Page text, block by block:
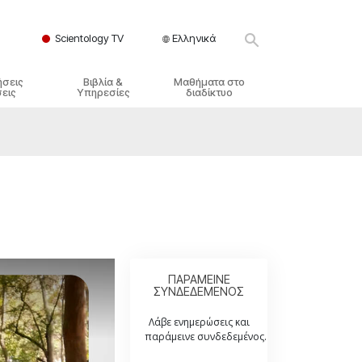
Scientology TV Ελληνικά
Βιβλία &
Υπηρεσίες
Μαθήματα στο
διαδίκτυο
Βοηθήματα για Ασθένειες και
Ακεραιότητα και Τιμιότητα
Γάμος
ΠΑΡΑΜΕΙΝΕ
ΣΥΝΔΕΔΕΜΕΝΟΣ
Λάβε ενημερώσεις και
παράμεινε συνδεδεμένος.